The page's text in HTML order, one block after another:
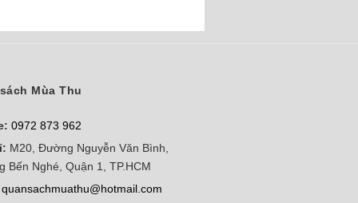
Mùa Thu
0972 873 962
M20, Đường Nguyễn Văn Bình,
Bến Nghé, Quận 1, TP.HCM
quansachmuathu@hotmail.com